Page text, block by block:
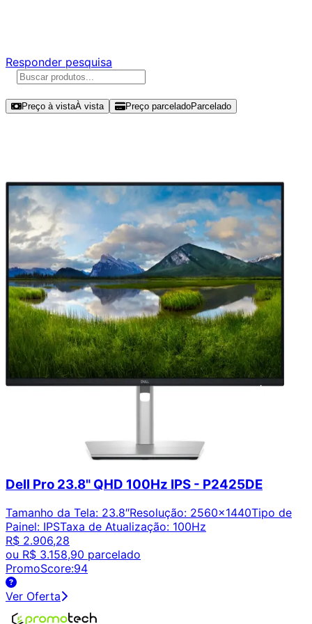
Responder pesquisa
Preço à vistaÀ vista Preço parceladoParcelado
Dell Pro 23.8" QHD 100Hz IPS - P2425DE
Tamanho da Tela: 23.8″Resolução: 2560x1440Tipo de
Painel: IPSTaxa de Atualização: 100Hz
R$ 2.906,28
ou R$ 3.158,90 parcelado
PromoScore:94
Ver Oferta